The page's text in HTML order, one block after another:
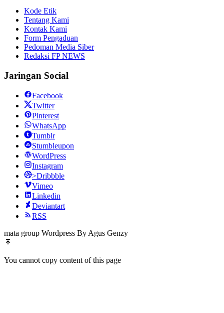
Kode Etik
Tentang Kami
Kontak Kami
Form Pengaduan
Pedoman Media Siber
Redaksi FP NEWS
Jaringan Social
Facebook
Twitter
Pinterest
WhatsApp
Tumblr
Stumbleupon
WordPress
Instagram
>Dribbble
Vimeo
Linkedin
Deviantart
RSS
mata group Wordpress By Agus Genzy
You cannot copy content of this page